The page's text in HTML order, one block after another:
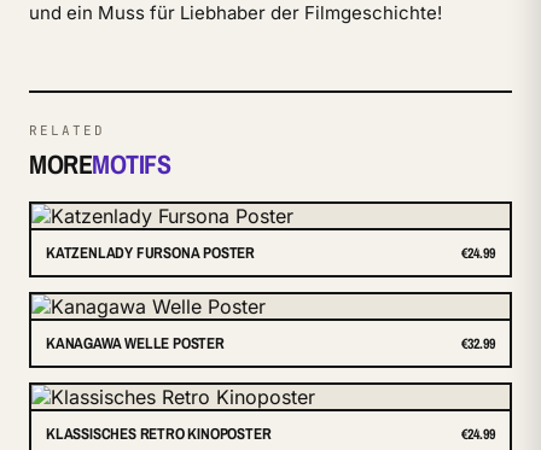
und ein Muss für Liebhaber der Filmgeschichte!
RELATED
MOREMOTIFS
KATZENLADY FURSONA POSTER €24.99
KANAGAWA WELLE POSTER €32.99
KLASSISCHES RETRO KINOPOSTER €24.99